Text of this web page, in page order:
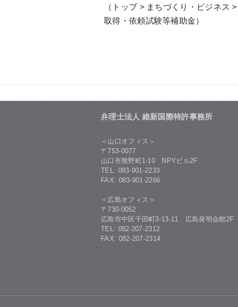
（トップ > まちづくり・ビジネス
取得・依頼試験等補助金）
弁理士法人 維新国際特許事務所
＜山口オフィス＞
〒753-0077
山口市熊野町1-10 NPYビル2F
TEL: 083-901-2233
FAX: 083-901-2266
＜広島オフィス＞
〒730-0052
広島市中区千田町3-13-11 広島発明会館2F
TEL: 082-207-2312
FAX: 082-207-2314